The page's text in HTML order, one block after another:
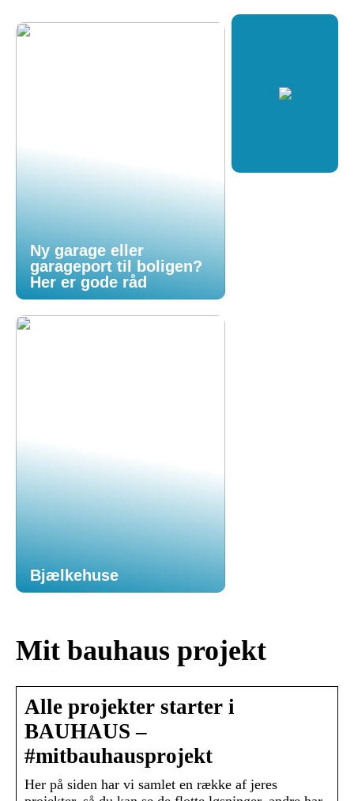
Ny garage eller
garageport til boligen?
Her er gode råd
Bjælkehuse
Mit bauhaus projekt
Alle projekter starter i
BAUHAUS –
#mitbauhausprojekt
Her på siden har vi samlet en række af jeres